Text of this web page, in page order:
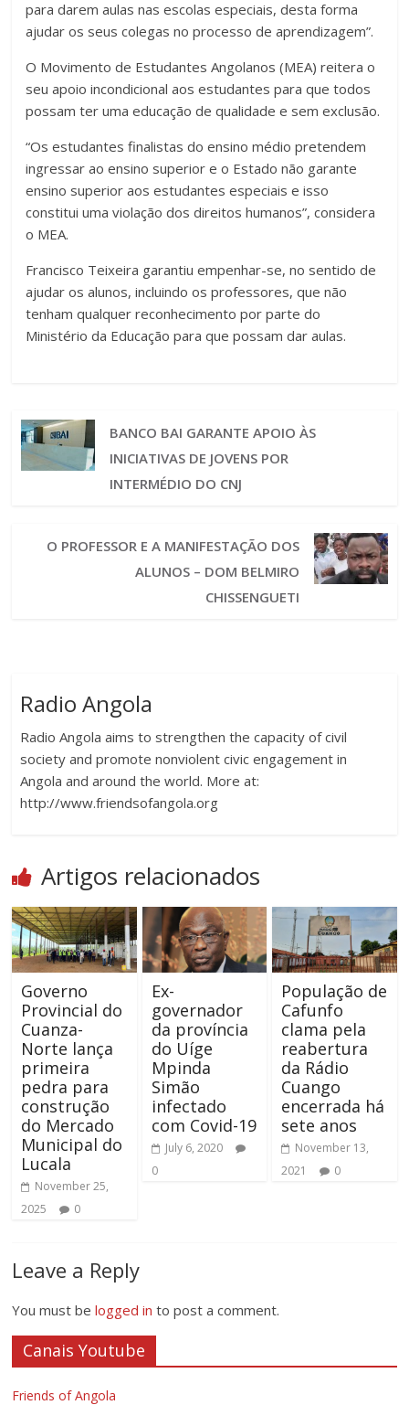
para darem aulas nas escolas especiais, desta forma
ajudar os seus colegas no processo de aprendizagem”.
O Movimento de Estudantes Angolanos (MEA) reitera o
seu apoio incondicional aos estudantes para que todos
possam ter uma educação de qualidade e sem exclusão.
“Os estudantes finalistas do ensino médio pretendem
ingressar ao ensino superior e o Estado não garante
ensino superior aos estudantes especiais e isso
constitui uma violação dos direitos humanos”, considera
o MEA.
Francisco Teixeira garantiu empenhar-se, no sentido de
ajudar os alunos, incluindo os professores, que não
tenham qualquer reconhecimento por parte do
Ministério da Educação para que possam dar aulas.
BANCO BAI GARANTE APOIO ÀS
INICIATIVAS DE JOVENS POR
INTERMÉDIO DO CNJ
O PROFESSOR E A MANIFESTAÇÃO DOS
ALUNOS – DOM BELMIRO
CHISSENGUETI
Radio Angola
Radio Angola aims to strengthen the capacity of civil
society and promote nonviolent civic engagement in
Angola and around the world. More at:
http://www.friendsofangola.org
Artigos relacionados
Governo
Provincial do
Cuanza-
Norte lança
primeira
pedra para
construção
do Mercado
Municipal do
Lucala
November 25,
2025
0
Ex-
governador
da província
do Uíge
Mpinda
Simão
infectado
com Covid-19
July 6, 2020
0
População de
Cafunfo
clama pela
reabertura
da Rádio
Cuango
encerrada há
sete anos
November 13,
2021
0
Leave a Reply
You must belogged in to post a comment.
Canais Youtube
Friends of Angola